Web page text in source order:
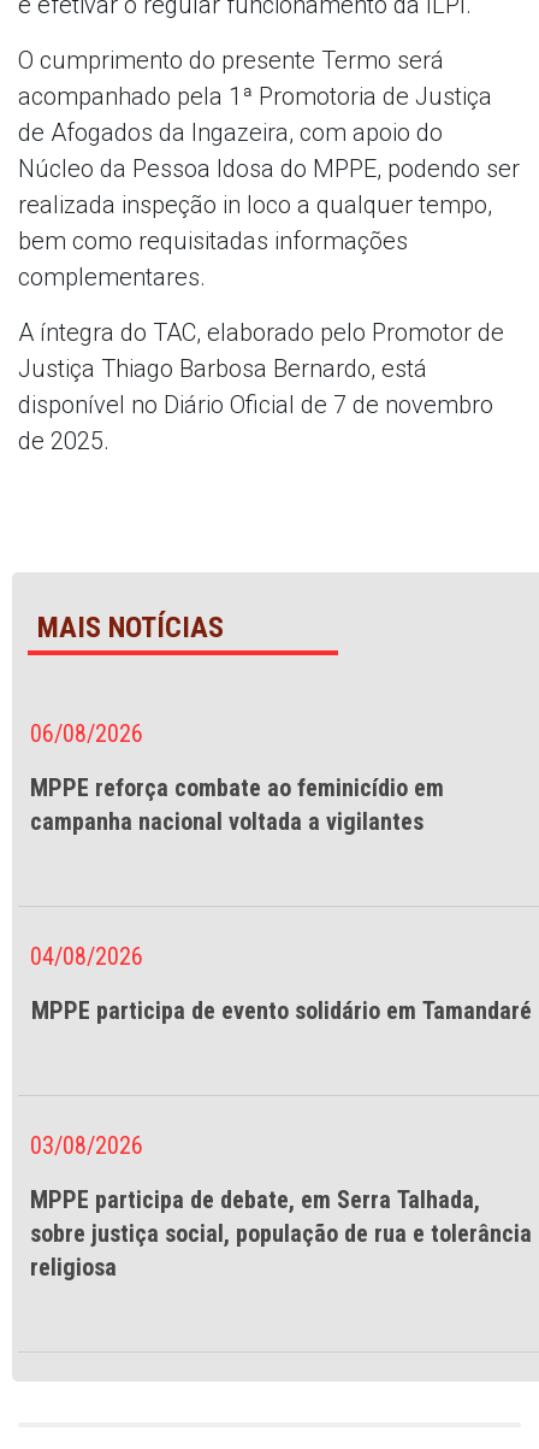
O cumprimento do presente Termo será
acompanhado pela 1ª Promotoria de Justiça
de Afogados da Ingazeira, com apoio do
Núcleo da Pessoa Idosa do MPPE, podendo ser
realizada inspeção in loco a qualquer tempo,
bem como requisitadas informações
complementares.
A íntegra do TAC, elaborado pelo Promotor de
Justiça Thiago Barbosa Bernardo, está
disponível no Diário Oficial de 7 de novembro
de 2025.
MAIS NOTÍCIAS
06/08/2026
MPPE reforça combate ao feminicídio em
campanha nacional voltada a vigilantes
04/08/2026
MPPE participa de evento solidário em Tamandaré
03/08/2026
MPPE participa de debate, em Serra Talhada,
sobre justiça social, população de rua e tolerância
religiosa